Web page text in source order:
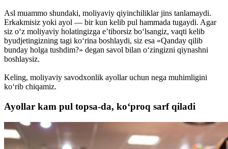
Asl muammo shundaki, moliyaviy qiyinchiliklar jins tanlamaydi.
Erkakmisiz yoki ayol — bir kun kelib pul hammada tugaydi. Agar
siz o‘z moliyaviy holatingizga e’tiborsiz bo‘lsangiz, vaqti kelib
byudjetingizning tagi ko‘rina boshlaydi, siz esa «Qanday qilib
bunday holga tushdim?» degan savol bilan o‘zingizni qiynashni
boshlaysiz.
Keling, moliyaviy savodxonlik ayollar uchun nega muhimligini
ko‘rib chiqamiz.
Ayollar kam pul topsa-da, ko‘proq sarf qiladi